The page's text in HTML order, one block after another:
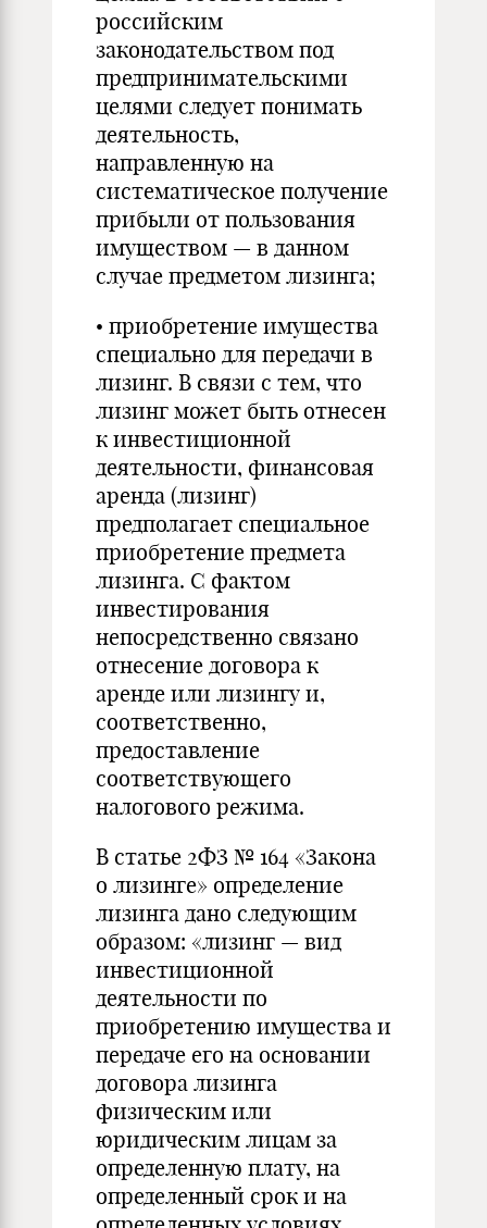
российским
законодательством под
предпринимательскими
целями следует понимать
деятельность,
направленную на
систематическое получение
прибыли от пользования
имуществом — в данном
случае предметом лизинга;
• приобретение имущества
специально для передачи в
лизинг. В связи с тем, что
лизинг может быть отнесен
к инвестиционной
деятельности, финансовая
аренда (лизинг)
предполагает специальное
приобретение предмета
лизинга. С фактом
инвестирования
непосредственно связано
отнесение договора к
аренде или лизингу и,
соответственно,
предоставление
соответствующего
налогового режима.
В статье 2ФЗ № 164 «Закона
о лизинге» определение
лизинга дано следующим
образом: «лизинг — вид
инвестиционной
деятельности по
приобретению имущества и
передаче его на основании
договора лизинга
физическим или
юридическим лицам за
определенную плату, на
определенный срок и на